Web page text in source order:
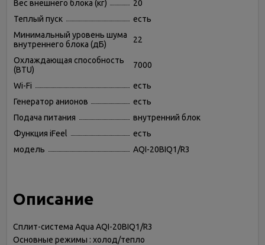
Вес внешнего блока (кг)
20
Теплый пуск
есть
Минимальный уровень шума
внутреннего блока (дБ)
22
Охлаждающая способность
(BTU)
7000
Wi-Fi
есть
Генератор анионов
есть
Подача питания
внутренний блок
Функция iFeel
есть
модель
AQI-20BIQ1/R3
Описание
Сплит-система Aqua AQI-20BIQ1/R3
Основные режимы : холод/тепло